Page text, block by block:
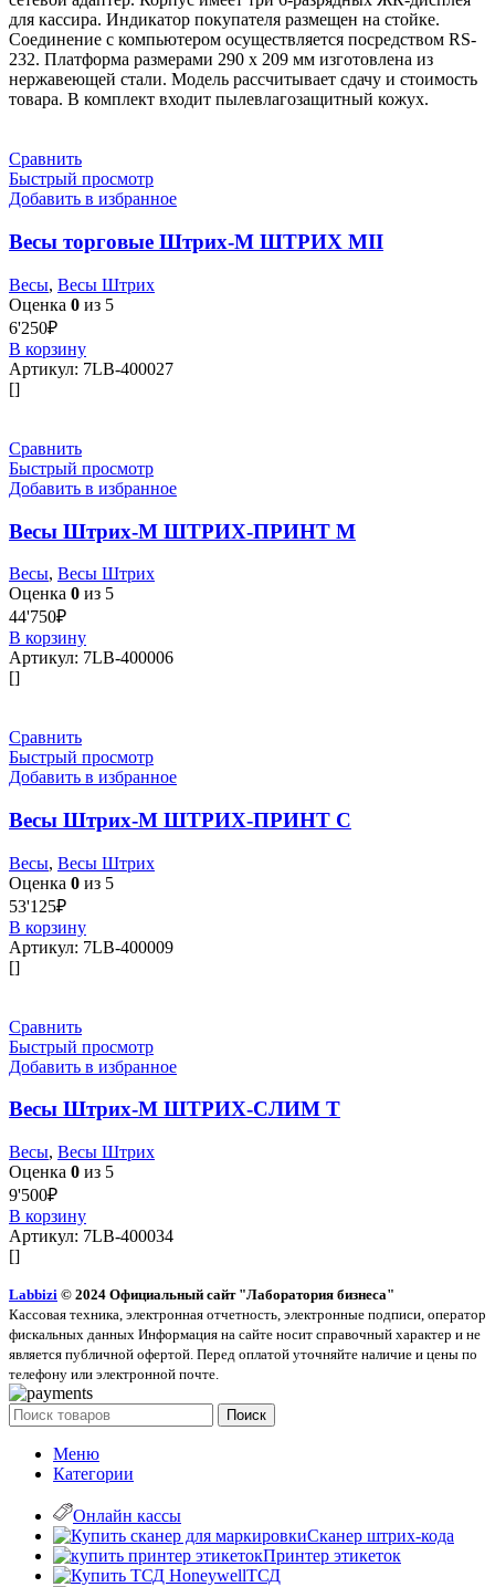
для кассира. Индикатор покупателя размещен на стойке.
Соединение с компьютером осуществляется посредством RS-
232. Платформа размерами 290 х 209 мм изготовлена из
нержавеющей стали. Модель рассчитывает сдачу и стоимость
товара. В комплект входит пылевлагозащитный кожух.
Сравнить
Быстрый просмотр
Добавить в избранное
Весы торговые Штрих-М ШТРИХ МII
Весы, Весы Штрих
Оценка 0 из 5
6'250₽
В корзину
Артикул: 7LB-400027
[]
Сравнить
Быстрый просмотр
Добавить в избранное
Весы Штрих-М ШТРИХ-ПРИНТ М
Весы, Весы Штрих
Оценка 0 из 5
44'750₽
В корзину
Артикул: 7LB-400006
[]
Сравнить
Быстрый просмотр
Добавить в избранное
Весы Штрих-М ШТРИХ-ПРИНТ С
Весы, Весы Штрих
Оценка 0 из 5
53'125₽
В корзину
Артикул: 7LB-400009
[]
Сравнить
Быстрый просмотр
Добавить в избранное
Весы Штрих-М ШТРИХ-СЛИМ Т
Весы, Весы Штрих
Оценка 0 из 5
9'500₽
В корзину
Артикул: 7LB-400034
[]
Labbizi © 2024 Официальный сайт "Лаборатория бизнеса"
Кассовая техника, электронная отчетность, электронные подписи, оператор
фискальных данных Информация на сайте носит справочный характер и не
является публичной офертой. Перед оплатой уточняйте наличие и цены по
телефону или электронной почте.
Поиск
Меню
Категории
Онлайн кассы
Сканер штрих-кода
Принтер этикеток
ТСД